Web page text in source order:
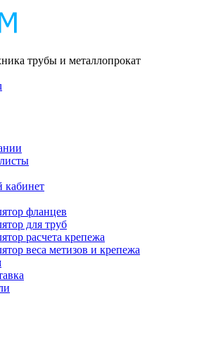
трубы и металлопрокат
фланцев
для труб
расчета крепежа
веса метизов и крепежа